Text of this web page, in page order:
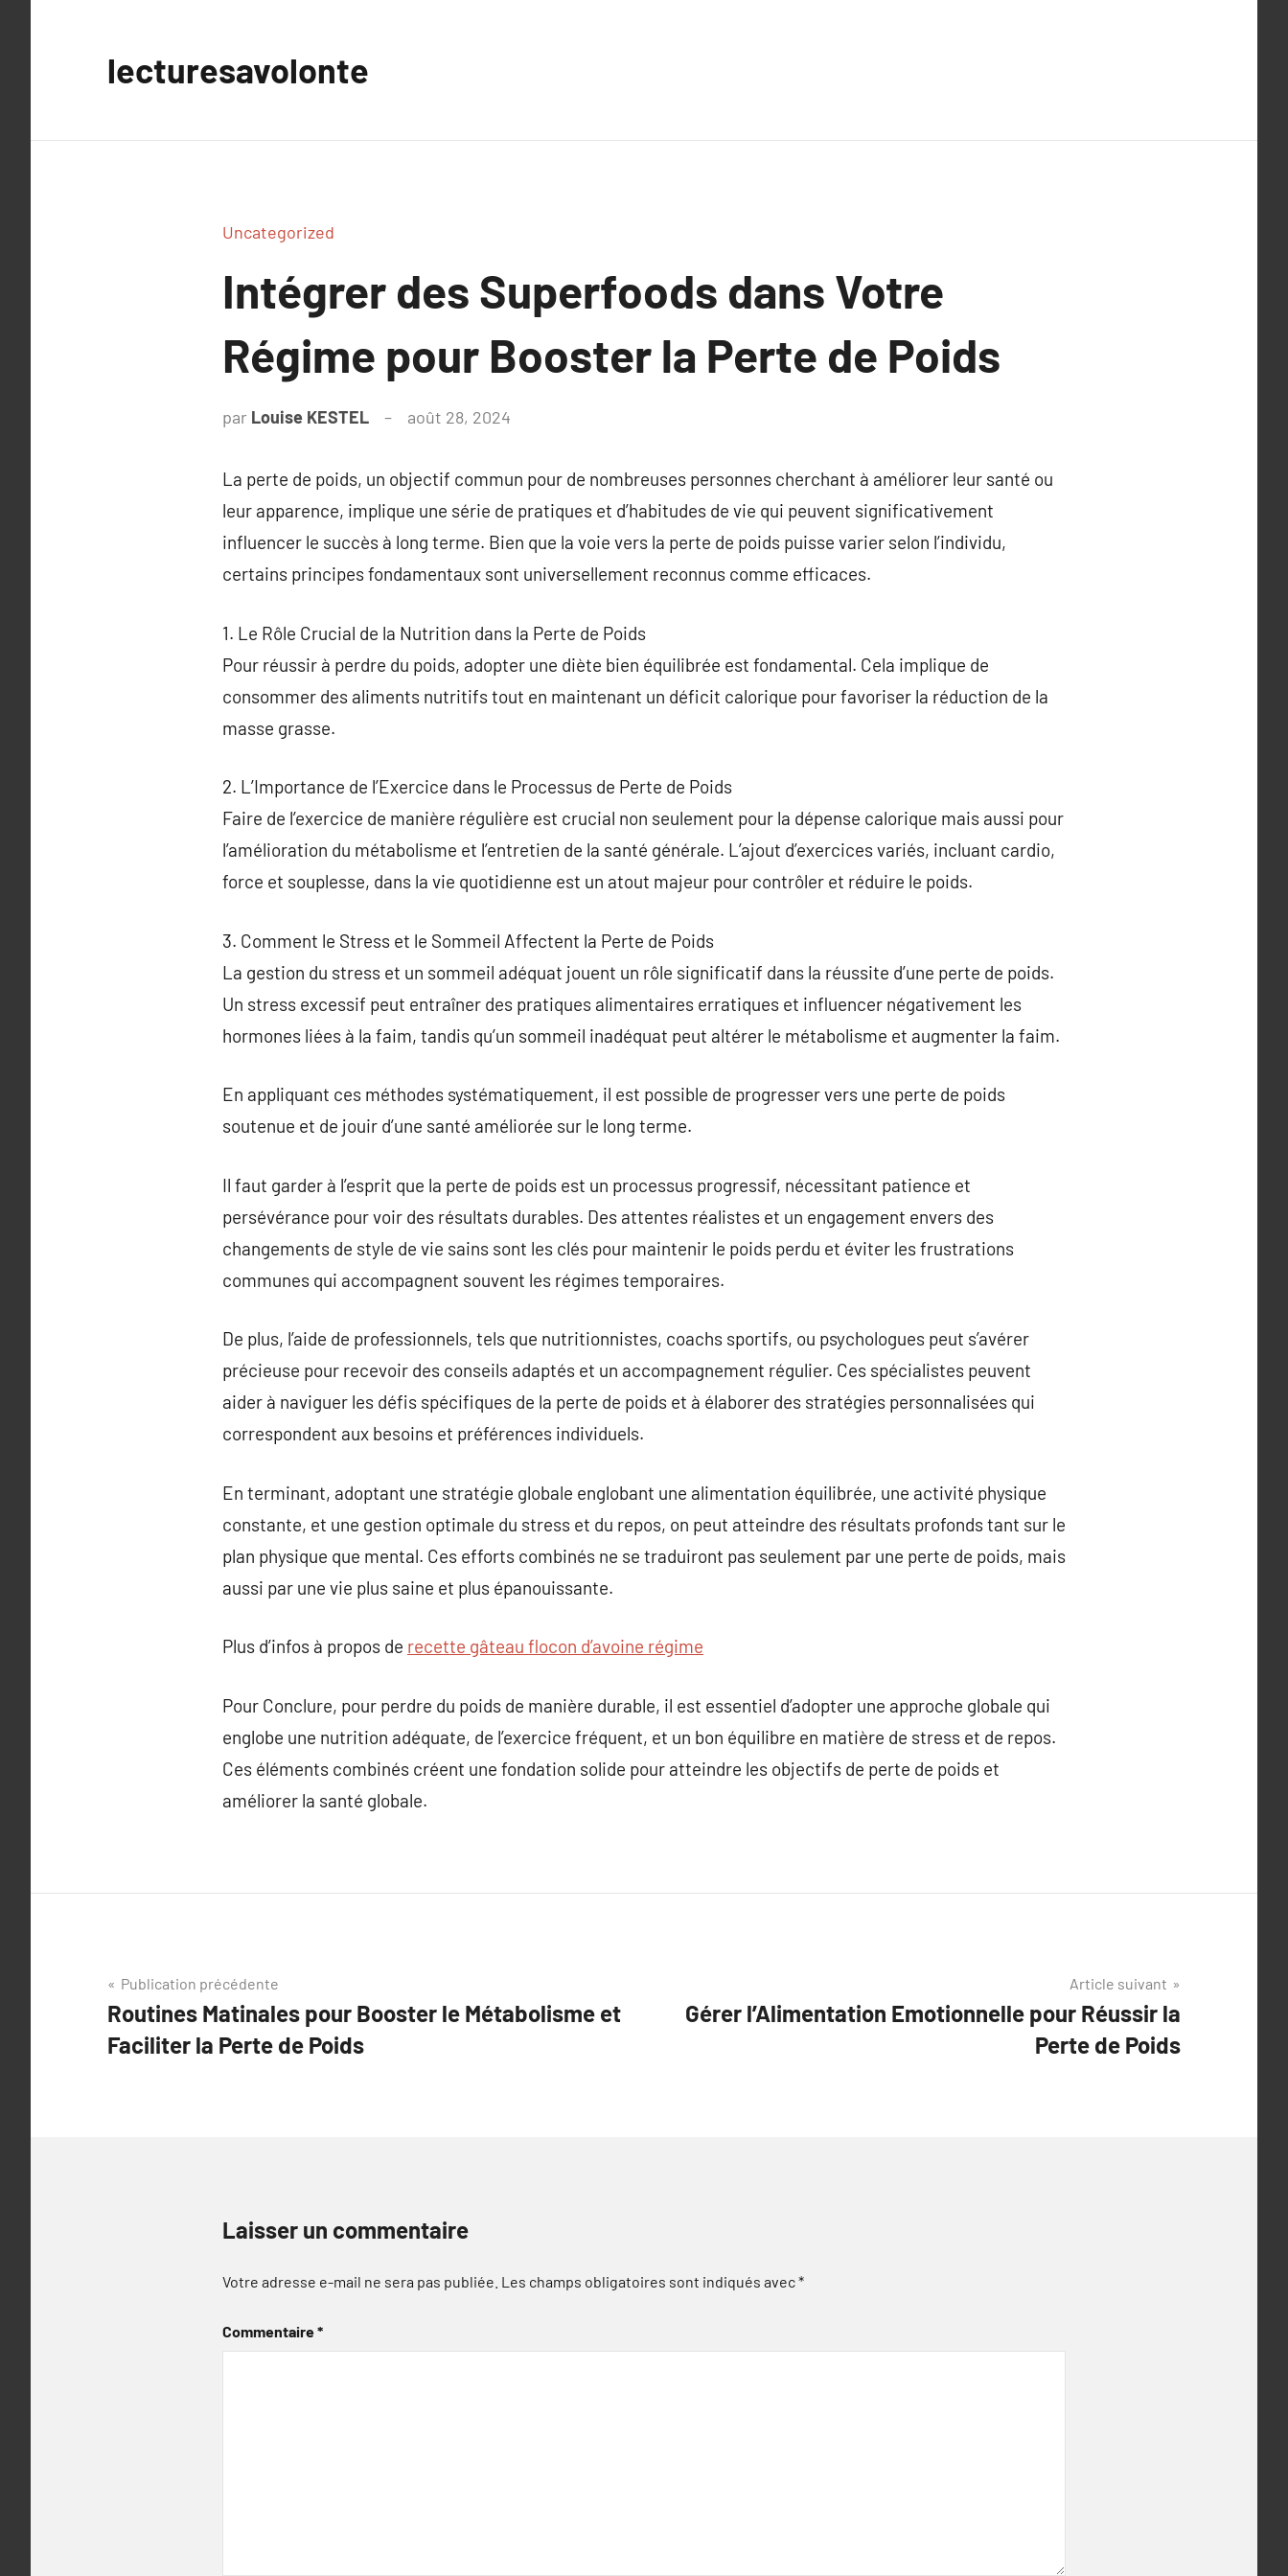
lecturesavolonte
Uncategorized
Intégrer des Superfoods dans Votre
Régime pour Booster la Perte de Poids
par Louise KESTEL août 28, 2024
La perte de poids, un objectif commun pour de nombreuses personnes cherchant à améliorer leur santé ou
leur apparence, implique une série de pratiques et d’habitudes de vie qui peuvent significativement
influencer le succès à long terme. Bien que la voie vers la perte de poids puisse varier selon l’individu,
certains principes fondamentaux sont universellement reconnus comme efficaces.
1. Le Rôle Crucial de la Nutrition dans la Perte de Poids
Pour réussir à perdre du poids, adopter une diète bien équilibrée est fondamental. Cela implique de
consommer des aliments nutritifs tout en maintenant un déficit calorique pour favoriser la réduction de la
masse grasse.
2. L’Importance de l’Exercice dans le Processus de Perte de Poids
Faire de l’exercice de manière régulière est crucial non seulement pour la dépense calorique mais aussi pour
l’amélioration du métabolisme et l’entretien de la santé générale. L’ajout d’exercices variés, incluant cardio,
force et souplesse, dans la vie quotidienne est un atout majeur pour contrôler et réduire le poids.
3. Comment le Stress et le Sommeil Affectent la Perte de Poids
La gestion du stress et un sommeil adéquat jouent un rôle significatif dans la réussite d’une perte de poids.
Un stress excessif peut entraîner des pratiques alimentaires erratiques et influencer négativement les
hormones liées à la faim, tandis qu’un sommeil inadéquat peut altérer le métabolisme et augmenter la faim.
En appliquant ces méthodes systématiquement, il est possible de progresser vers une perte de poids
soutenue et de jouir d’une santé améliorée sur le long terme.
Il faut garder à l’esprit que la perte de poids est un processus progressif, nécessitant patience et
persévérance pour voir des résultats durables. Des attentes réalistes et un engagement envers des
changements de style de vie sains sont les clés pour maintenir le poids perdu et éviter les frustrations
communes qui accompagnent souvent les régimes temporaires.
De plus, l’aide de professionnels, tels que nutritionnistes, coachs sportifs, ou psychologues peut s’avérer
précieuse pour recevoir des conseils adaptés et un accompagnement régulier. Ces spécialistes peuvent
aider à naviguer les défis spécifiques de la perte de poids et à élaborer des stratégies personnalisées qui
correspondent aux besoins et préférences individuels.
En terminant, adoptant une stratégie globale englobant une alimentation équilibrée, une activité physique
constante, et une gestion optimale du stress et du repos, on peut atteindre des résultats profonds tant sur le
plan physique que mental. Ces efforts combinés ne se traduiront pas seulement par une perte de poids, mais
aussi par une vie plus saine et plus épanouissante.
Plus d’infos à propos de recette gâteau flocon d’avoine régime
Pour Conclure, pour perdre du poids de manière durable, il est essentiel d’adopter une approche globale qui
englobe une nutrition adéquate, de l’exercice fréquent, et un bon équilibre en matière de stress et de repos.
Ces éléments combinés créent une fondation solide pour atteindre les objectifs de perte de poids et
améliorer la santé globale.
Navigation
de
l’article
Publication précédente
Routines Matinales pour Booster le Métabolisme et
Faciliter la Perte de Poids
Article suivant
Gérer l’Alimentation Emotionnelle pour Réussir la
Perte de Poids
Laisser un commentaire
Votre adresse e-mail ne sera pas publiée. Les champs obligatoires sont indiqués avec*
Commentaire*